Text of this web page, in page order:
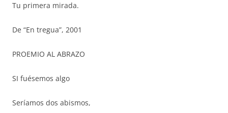
Tu primera mirada.
De “En tregua”, 2001
PROEMIO AL ABRAZO
SI fuésemos algo
Seríamos dos abismos,